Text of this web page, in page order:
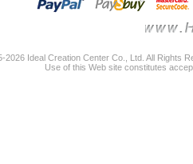
2026 Ideal Creation Center Co., Ltd. All Rights
Use of this Web site constitutes